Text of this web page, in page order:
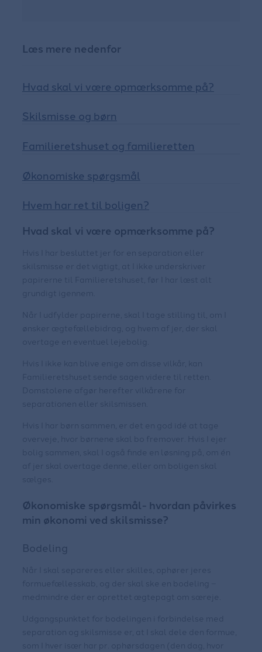
Læs mere nedenfor
Hvad skal vi være opmærksomme på?
Skilsmisse og børn
Familieretshuset og familieretten
Økonomiske spørgsmål
Hvem har ret til boligen?
Hvad skal vi være opmærksomme på?
Hvis I har besluttet jer for en separation eller
skilsmisse er det vigtigt, at I ikke underskriver
papirerne til Familieretshuset, før I har læst alt
grundigt igennem.
Når I udfylder papirerne, skal I tage stilling til, om I
ønsker ægtefællebidrag, og hvem af jer, der skal
overtage en eventuel lejebolig.
Hvis I ikke kan blive enige om disse vilkår, kan
Familieretshuset sende sagen videre til retten.
Domstolene afgør herefter vilkårene for
separationen eller skilsmissen.
Hvis I har børn sammen, er det en god idé at tage
overveje, hvor børnene skal bo fremover. Hvis I ejer
bolig sammen, skal I også finde en løsning på, om én
af jer skal overtage denne, eller om boligen skal
sælges.
Økonomiske spørgsmål- hvordan påvirkes
min økonomi ved skilsmisse?
Bodeling
Når I skal separeres eller skilles, ophører jeres
formuefællesskab, og der skal ske en bodeling –
medmindre der er oprettet ægtepagt om særeje.
Udgangspunktet for bodelingen i forbindelse med
separation og skilsmisse er, at I skal dele den formue,
som I hver især har pr. ophørsdagen (den dag, hvor